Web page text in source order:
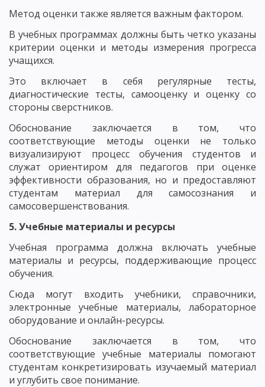
Метод оценки также является важным фактором.
В учебных программах должны быть четко указаны
критерии оценки и методы измерения прогресса
учащихся.
Это включает в себя регулярные тесты,
диагностические тесты, самооценку и оценку со
стороны сверстников.
Обоснование заключается в том, что
соответствующие методы оценки не только
визуализируют процесс обучения студентов и
служат ориентиром для педагогов при оценке
эффективности образования, но и предоставляют
студентам материал для самосознания и
самосовершенствования.
5. Учебные материалы и ресурсы
Учебная программа должна включать учебные
материалы и ресурсы, поддерживающие процесс
обучения.
Сюда могут входить учебники, справочники,
электронные учебные материалы, лабораторное
оборудование и онлайн-ресурсы.
Обоснование заключается в том, что
соответствующие учебные материалы помогают
студентам конкретизировать изучаемый материал
и углубить свое понимание.